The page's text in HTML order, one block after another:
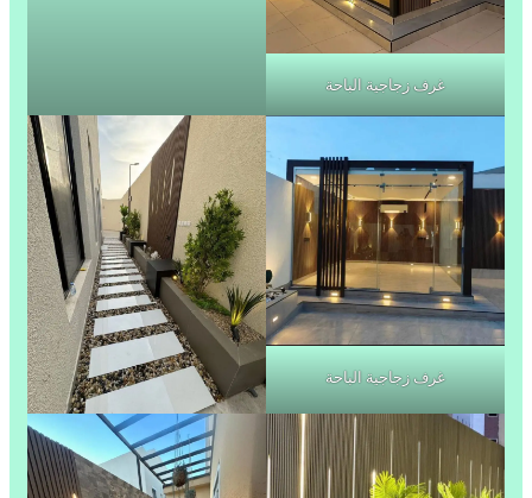
غرف زجاجية الباحة
غرف زجاجية الباحة